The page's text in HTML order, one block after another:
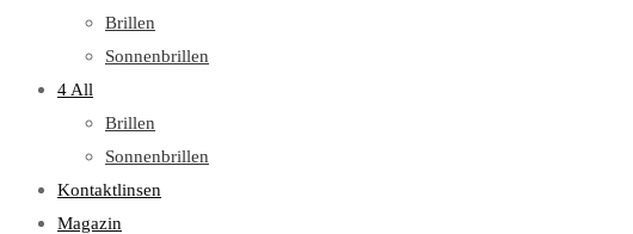
Brillen
Sonnenbrillen
4 All
Brillen
Sonnenbrillen
Kontaktlinsen
Magazin